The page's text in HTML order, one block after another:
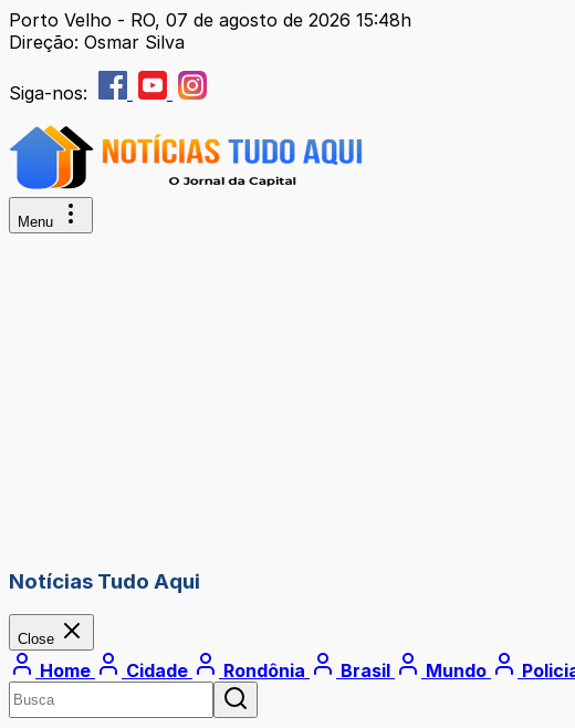
Porto Velho - RO, 07 de agosto de 2026 15:48h
Direção: Osmar Silva
Siga-nos:
Menu
Notícias Tudo Aqui
Close
Home Cidade Rondônia Brasil Mundo